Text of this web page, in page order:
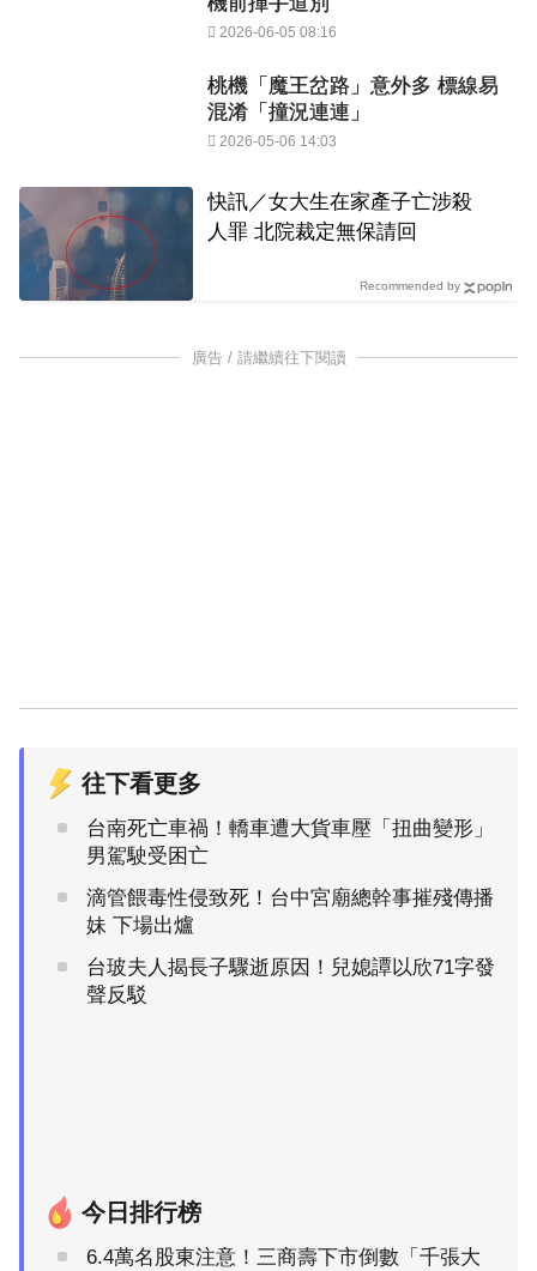
2026-06-05 08:16
桃機「魔王岔路」意外多 標線易
混淆「撞況連連」
2026-05-06 14:03
快訊／女大生在家產子亡涉殺
人罪 北院裁定無保請回
Recommended by
廣告 / 請繼續往下閱讀
往下看更多
台南死亡車禍！轎車遭大貨車壓「扭曲變形」
男駕駛受困亡
滴管餵毒性侵致死！台中宮廟總幹事摧殘傳播
妹 下場出爐
台玻夫人揭長子驟逝原因！兒媳譚以欣71字發
聲反駁
今日排行榜
6.4萬名股東注意！三商壽下市倒數「千張大